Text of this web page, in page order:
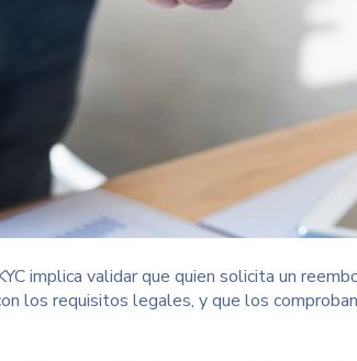
implica validar que quien solicita un
los requisitos legales, y que los